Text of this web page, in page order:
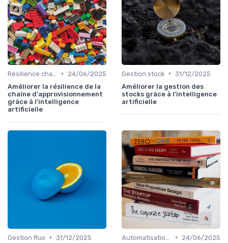
•
24/06/2025
Améliorer la résilience de la
chaîne d'approvisionnement
grâce à l'intelligence
artificielle
Gestion stock • 31/12/2025
Améliorer la gestion des
stocks grâce à l'intelligence
artificielle
Gestion flux • 31/12/2025
•
24/06/2025